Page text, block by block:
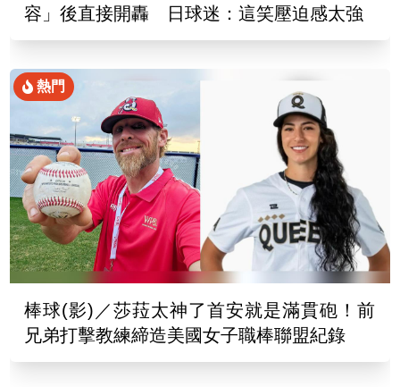
容」後直接開轟 日球迷：這笑壓迫感太強
熱門
棒球(影)／莎菈太神了首安就是滿貫砲！前
兄弟打擊教練締造美國女子職棒聯盟紀錄